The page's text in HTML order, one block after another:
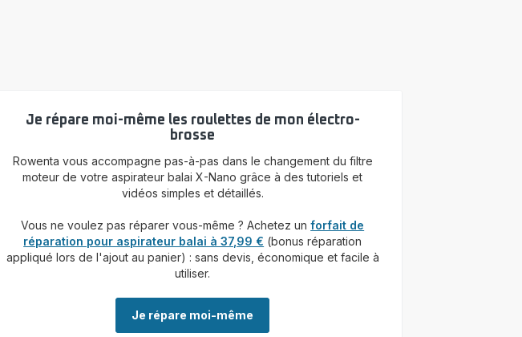
Je répare moi-même les roulettes de mon électro-
brosse
Rowenta vous accompagne pas-à-pas dans le changement du filtre
moteur de votre aspirateur balai X-Nano grâce à des tutoriels et
vidéos simples et détaillés.
Vous ne voulez pas réparer vous-même ? Achetez unforfait de
réparation pour aspirateur balai à 37,99 € (bonus réparation
appliqué lors de l'ajout au panier) : sans devis, économique et facile à
utiliser.
Je répare moi-même